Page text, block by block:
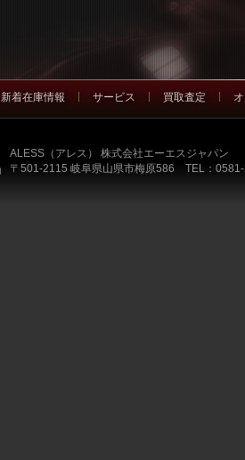
新着在庫情報 サービス 買取査定
ALESS（アレス） 株式会社エーエスジャパン
〒501-2115 岐阜県山県市梅原586 TEL：